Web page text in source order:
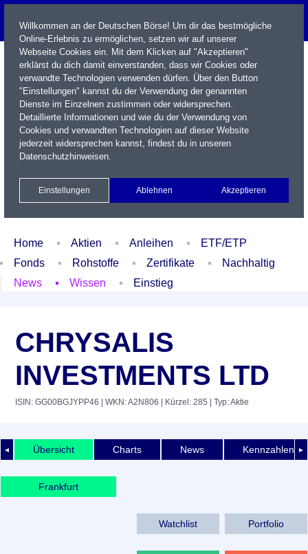
Name / WKN / ISIN / Kürzel
Xetra Realtime
Watchlist Portfolio Login
Home Aktien Anleihen
ETF/ETP
Fonds
Rohstoffe Zertifikate
Nachhaltig
News
Wissen Einstieg
CHRYSALIS
INVESTMENTS LTD
ISIN: GG00BGJYPP46 | WKN: A2N806 | Kürzel: 285 | Typ: Aktie
◄ ►
Übersicht Charts News Kennzahlen
Frankfurt
Watchlist Portfolio
Willkommen an der Deutschen Börse! Um dir das bestmögliche
Online-Erlebnis zu ermöglichen, setzen wir auf unserer
Webseite Cookies ein. Mit dem Klicken auf "Akzeptieren"
erklärst du dich damit einverstanden, dass wir Cookies oder
verwandte Technologien verwenden dürfen. Über den Button
"Einstellungen" kannst du der Verwendung der genannten
Dienste im Einzelnen zustimmen oder widersprechen.
Detaillierte Informationen und wie du der Verwendung von
Cookies und verwandten Technologien auf dieser Website
jederzeit widersprechen kannst, findest du in unseren
Datenschutzhinweisen.
Einstellungen Ablehnen Akzeptieren